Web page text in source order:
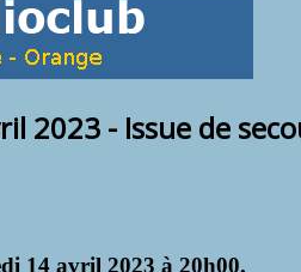
2023 - Issue de
14 avril 2023 à 20h00.